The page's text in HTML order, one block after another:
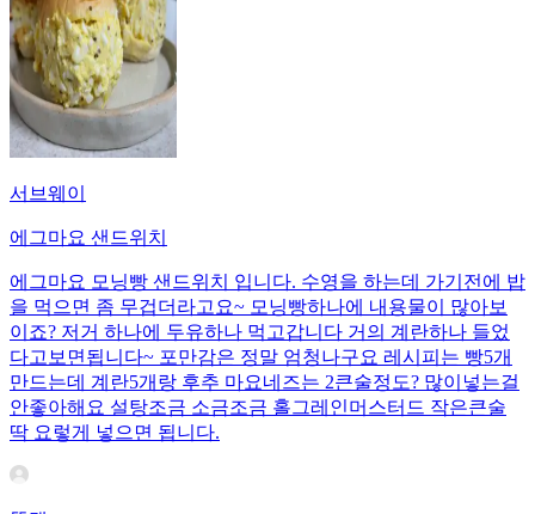
서브웨이
에그마요 샌드위치
에그마요 모닝빵 샌드위치 입니다. 수영을 하는데 가기전에 밥
을 먹으면 좀 무겁더라고요~ 모닝빵하나에 내용물이 많아보
이죠? 저거 하나에 두유하나 먹고갑니다 거의 계란하나 들었
다고보면됩니다~ 포만감은 정말 엄청나구요 레시피는 빵5개
만드는데 계란5개랑 후추 마요네즈는 2큰술정도? 많이넣는걸
안좋아해요 설탕조금 소금조금 홀그레인머스터드 작은큰술
딱 요렇게 넣으면 됩니다.